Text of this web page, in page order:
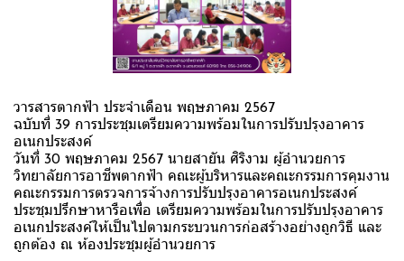
วารสารตากฟ้า ประจำเดือน พฤษภาคม 2567
ฉบับที่ 39 การประชุมเตรียมความพร้อมในการปรับปรุงอาคาร
อเนกประสงค์
วันที่ 30 พฤษภาคม 2567 นายสายัน ศิริงาม ผู้อำนวยการ
วิทยาลัยการอาชีพตากฟ้า คณะผู้บริหารและคณะกรรมการคุมงาน
คณะกรรมการตรวจการจ้างการปรับปรุงอาคารอเนกประสงค์
ประชุมปรึกษาหารือเพื่อ เตรียมความพร้อมในการปรับปรุงอาคาร
อเนกประสงค์ให้เป็นไปตามกระบวนการก่อสร้างอย่างถูกวิธี และ
ถูกต้อง ณ ห้องประชุมผู้อำนวยการ